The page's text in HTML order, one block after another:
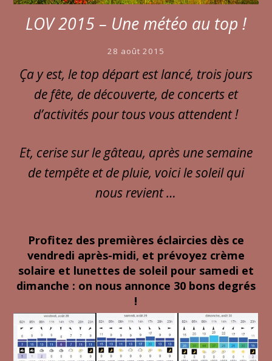
LOV 2015 – Une météo au top !
28 août 2015
Ça y est, le top départ est lancé, trois jours
de fête, de découverte, de concerts et
d’activités pour tous vous attendent !
Et, cerise sur le gâteau, après une semaine
de tempête et de pluie, voici le soleil qui
nous revient …
Profitez des premières éclaircies dès ce
vendredi après-midi, et prévoyez crème
solaire et lunettes de soleil pour samedi et
dimanche : on nous annonce 30 bons degrés
!